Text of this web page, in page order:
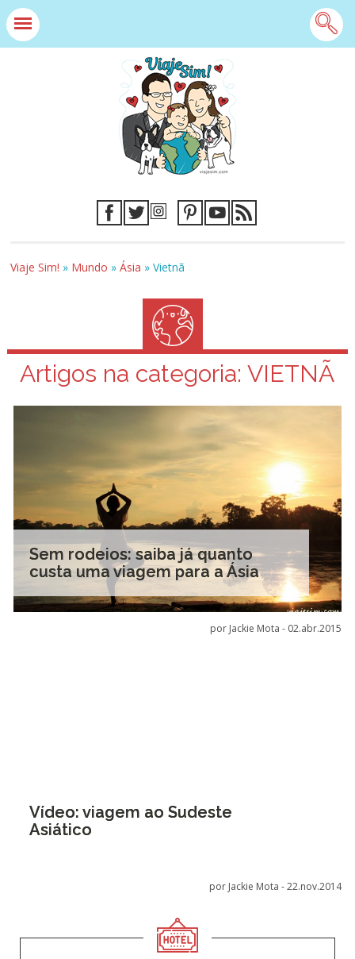
Viaje Sim! » Mundo »Ásia »Vietnã
Artigos na categoria: VIETNÃ
Sem rodeios: saiba já quanto
custa uma viagem para a Ásia
por Jackie Mota - 02.abr.2015
Vídeo: viagem ao Sudeste
Asiático
por Jackie Mota -22.nov.2014